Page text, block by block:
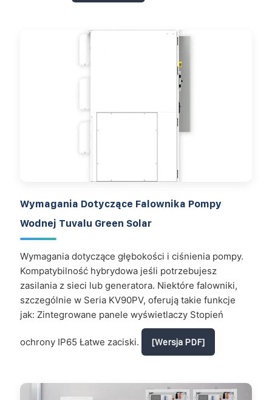
Wymagania Dotyczące Falownika Pompy
Wodnej Tuvalu Green Solar
Wymagania dotyczące głębokości i ciśnienia pompy.
Kompatybilność hybrydowa jeśli potrzebujesz
zasilania z sieci lub generatora. Niektóre falowniki,
szczególnie w Seria KV90PV, oferują takie funkcje
jak: Zintegrowane panele wyświetlaczy Stopień
ochrony IP65 Łatwe zaciski. [Wersja PDF]